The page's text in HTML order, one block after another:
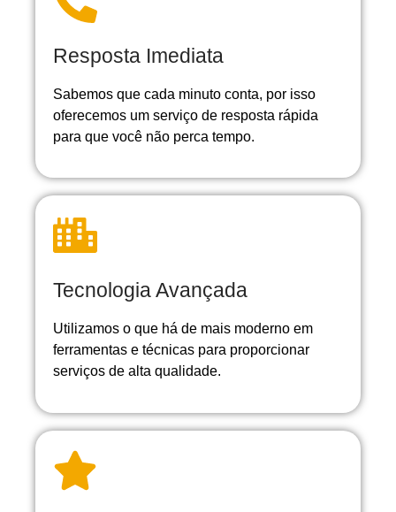
Resposta Imediata
Sabemos que cada minuto conta, por isso
oferecemos um serviço de resposta rápida
para que você não perca tempo.
Tecnologia Avançada
Utilizamos o que há de mais moderno em
ferramentas e técnicas para proporcionar
serviços de alta qualidade.